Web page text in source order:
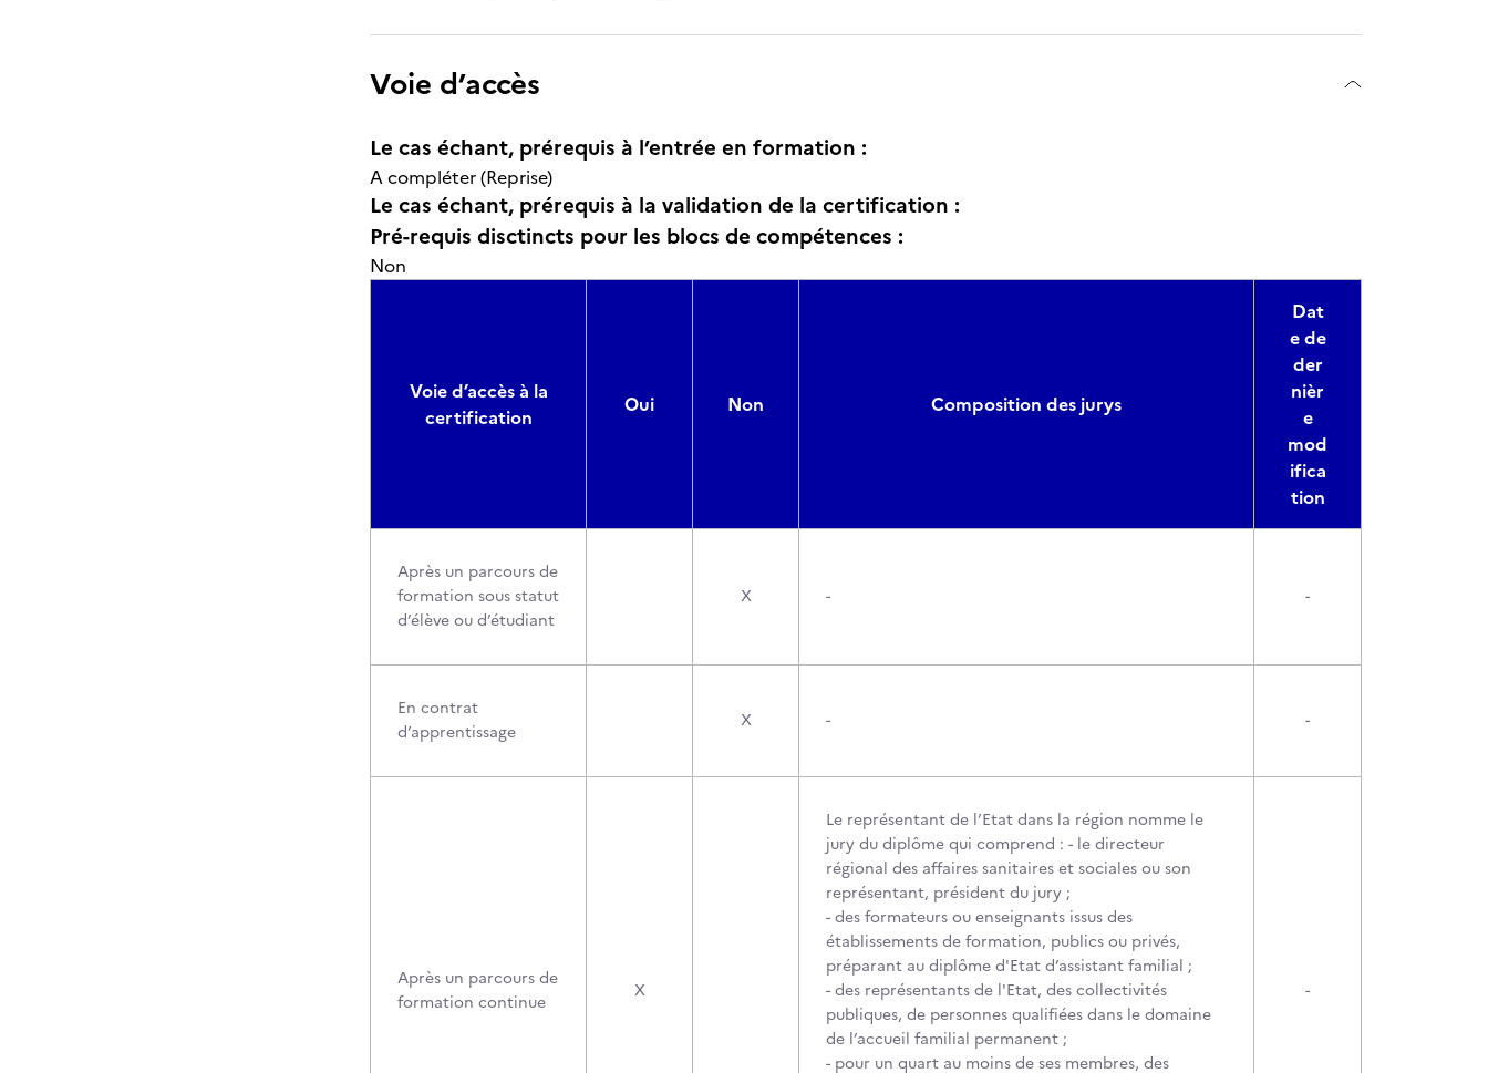
Voie d’accès
Le cas échant, prérequis à l’entrée en formation :
A compléter (Reprise)
Le cas échant, prérequis à la validation de la certification :
Pré-requis disctincts pour les blocs de compétences :
Non
Voie d’accès à la
certification
Oui Non Composition des jurys
Dat
e de
der
nièr
e
mod
ifica
tion
Après un parcours de
formation sous statut
d’élève ou d’étudiant
X - -
En contrat
d’apprentissage
X - -
Après un parcours de
formation continue
X
Le représentant de l’Etat dans la région nomme le
jury du diplôme qui comprend : - le directeur
régional des affaires sanitaires et sociales ou son
représentant, président du jury ;
- des formateurs ou enseignants issus des
établissements de formation, publics ou privés,
préparant au diplôme d'Etat d’assistant familial ;
- des représentants de l'Etat, des collectivités
publiques, de personnes qualifiées dans le domaine
de l’accueil familial permanent ;
- pour un quart au moins de ses membres, des
-